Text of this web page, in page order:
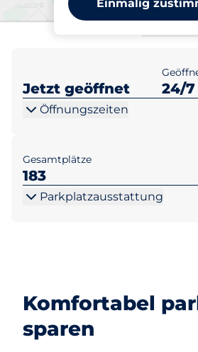
Einmalig
Jetzt geöffnet 24/7
Öffnungszeiten
Gesamtplätze
183
Parkplatzausstattung
Komfortabel
sparen